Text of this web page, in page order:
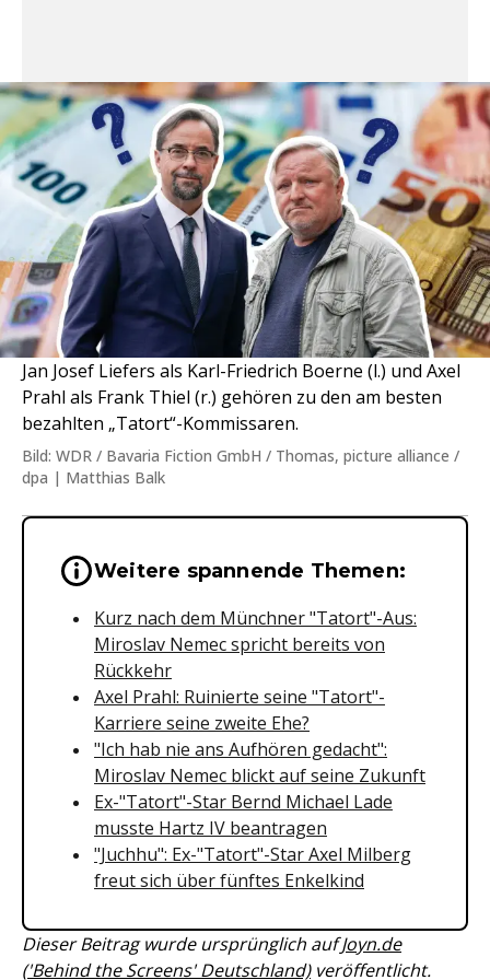
Jan Josef Liefers als Karl-Friedrich Boerne (l.) und Axel
Prahl als Frank Thiel (r.) gehören zu den am besten
bezahlten „Tatort“-Kommissaren.
Bild: WDR / Bavaria Fiction GmbH / Thomas, picture alliance /
dpa | Matthias Balk
Wichtige Hinweise &
Weitere spannende Themen:
Kurz nach dem Münchner "Tatort"-Aus:
Miroslav Nemec spricht bereits von
Rückkehr
Axel Prahl: Ruinierte seine "Tatort"-
Karriere seine zweite Ehe?
"Ich hab nie ans Aufhören gedacht":
Miroslav Nemec blickt auf seine Zukunft
Ex-"Tatort"-Star Bernd Michael Lade
musste Hartz IV beantragen
"Juchhu": Ex-"Tatort"-Star Axel Milberg
freut sich über fünftes Enkelkind
Dieser Beitrag wurde ursprünglich aufJoyn.de
('Behind the Screens' Deutschland)veröffentlicht.